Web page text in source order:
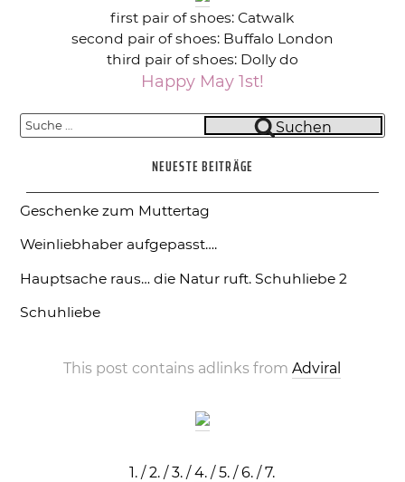
first pair of shoes: Catwalk
second pair of shoes: Buffalo London
third pair of shoes: Dolly do
Happy May 1st!
Suche
Suchen
NEUESTE BEITRÄGE
Geschenke zum Muttertag
Weinliebhaber aufgepasst….
Hauptsache raus… die Natur ruft. Schuhliebe 2
Schuhliebe
This post contains adlinks fromAdviral
1. /2. /3. /4. /5. /6. /7.